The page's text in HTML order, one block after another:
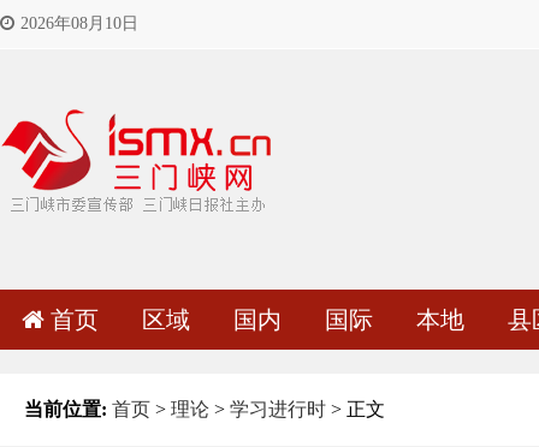
2026年08月10日
首页 区域 国内 国际 本地 县
当前位置: 首页 > 理论 > 学习进行时 > 正文